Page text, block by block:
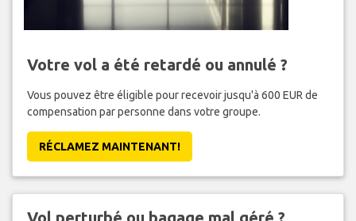
Votre vol a été retardé ou annulé ?
Vous pouvez être éligible pour recevoir jusqu'à 600 EUR de
compensation par personne dans votre groupe.
RÉCLAMEZ MAINTENANT!